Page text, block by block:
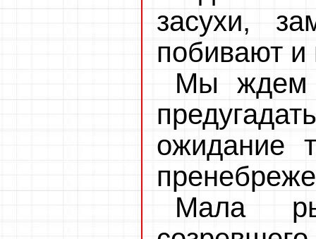
засухи,
побивают и
Мы ждем
ожидание
Мала